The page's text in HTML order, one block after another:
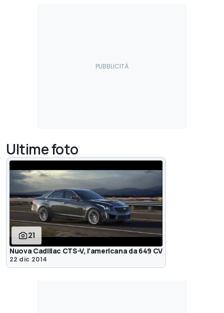
Ultime foto
21
Nuova Cadillac CTS-V, l'americana da 649 CV
22 dic 2014